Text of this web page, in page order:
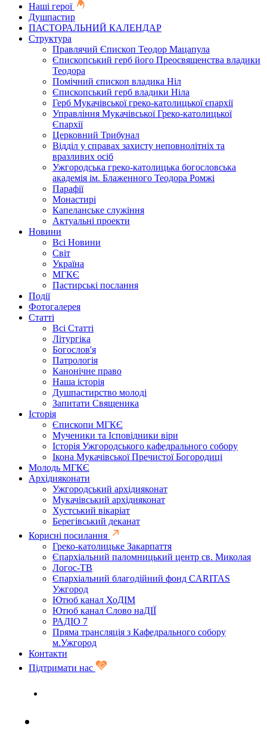
Наші герої
Душпастир
ПАСТОРАЛЬНИЙ КАЛЕНДАР
Структура
Правлячий Єпископ Теодор Мацапула
Єпископський герб його Преосвященства владики
Теодора
Помічний єпископ владика Ніл
Єпископський герб владики Ніла
Герб Мукачівської греко-католицької єпархії
Управління Мукачівської Греко-католицької
Єпархії
Церковний Трибунал
Відділ у справах захисту неповнолітніх та
вразливих осіб
Ужгородська греко-католицька богословська
академія ім. Блаженного Теодора Ромжі
Парафії
Монастирі
Капеланське служіння
Актуальні проекти
Новини
Всі Новини
Світ
Україна
МГКЄ
Пастирські послання
Події
Фотогалерея
Статті
Всі Статті
Літургіка
Богослов'я
Патрологія
Канонічне право
Наша історія
Душпастирство молоді
Запитати Священика
Історія
Єпископи МГКЄ
Мученики та Ісповідники віри
Історія Ужгородського кафедрального собору
Ікона Мукачівської Пречистої Богородиці
Молодь МГКЄ
Архідияконати
Ужгородський архідияконат
Мукачівський архідияконат
Хустський вікаріат
Берегівський деканат
Корисні посилання
Греко-католицьке Закарпаття
Єпархіальний паломницький центр св. Миколая
Логос-ТВ
Єпархіальний благодійний фонд CARITAS
Ужгород
Ютюб канал ХоДІМ
Ютюб канал Слово наДІЇ
РАДІО 7
Пряма трансляція з Кафедрального собору
м.Ужгород
Контакти
Підтримати нас